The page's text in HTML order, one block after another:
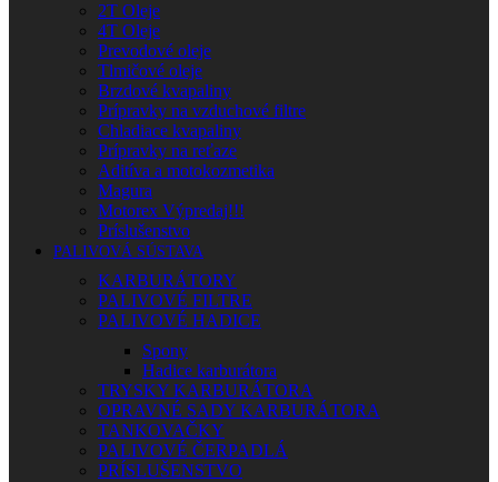
2T Oleje
4T Oleje
Prevodové oleje
Tlmičové oleje
Brzdové kvapaliny
Prípravky na vzduchové filtre
Chladiace kvapaliny
Prípravky na reťaze
Aditíva a motokozmetika
Magura
Motorex Výpredaj!!!
Príslušenstvo
PALIVOVÁ SÚSTAVA
KARBURÁTORY
PALIVOVÉ FILTRE
PALIVOVÉ HADICE
Spony
Hadice karburátora
TRYSKY KARBURÁTORA
OPRAVNÉ SADY KARBURÁTORA
TANKOVAČKY
PALIVOVÉ ČERPADLÁ
PRÍSLUŠENSTVO